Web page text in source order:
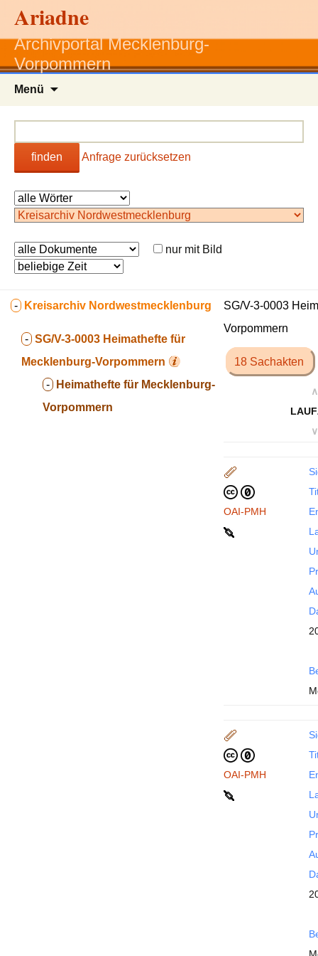
Ariadne
Archivportal Mecklenburg-
Vorpommern
Menü
finden Anfrage zurücksetzen
nur mit Bild
- Kreisarchiv Nordwestmecklenburg
- SG/V-3-0003 Heimathefte für
Mecklenburg-Vorpommern
- Heimathefte für Mecklenburg-
Vorpommern
SG/V-3-0003
Vorpommern
18 Sachakten
∧
∨
OAI-PMH
OAI-PMH